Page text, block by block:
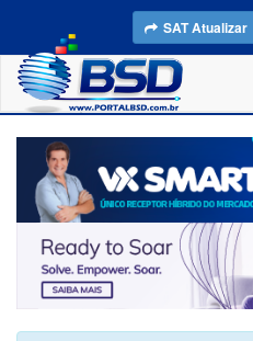
SAT Atualizar